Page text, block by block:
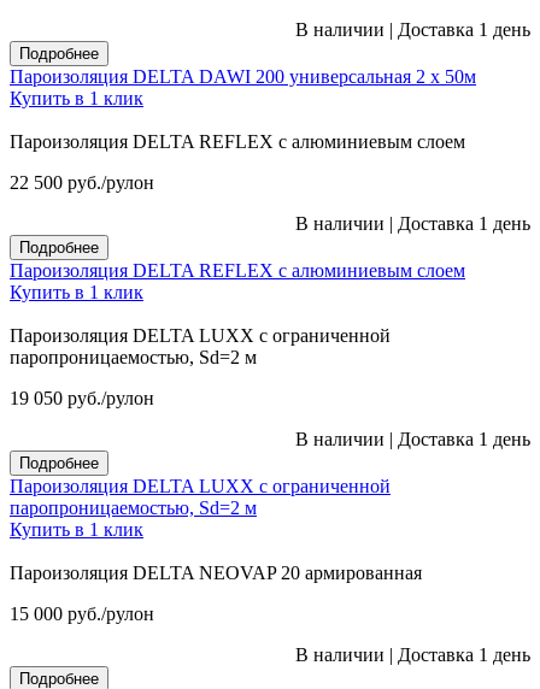
В наличии | Доставка 1 день
Подробнее
Пароизоляция DELTA DAWI 200 универсальная 2 х 50м
Купить в 1 клик
Пароизоляция DELTA REFLEX с алюминиевым слоем
22 500 руб./рулон
В наличии | Доставка 1 день
Подробнее
Пароизоляция DELTA REFLEX с алюминиевым слоем
Купить в 1 клик
Пароизоляция DELTA LUXX с ограниченной
паропроницаемостью, Sd=2 м
19 050 руб./рулон
В наличии | Доставка 1 день
Подробнее
Пароизоляция DELTA LUXX с ограниченной
паропроницаемостью, Sd=2 м
Купить в 1 клик
Пароизоляция DELTA NEOVAP 20 армированная
15 000 руб./рулон
В наличии | Доставка 1 день
Подробнее